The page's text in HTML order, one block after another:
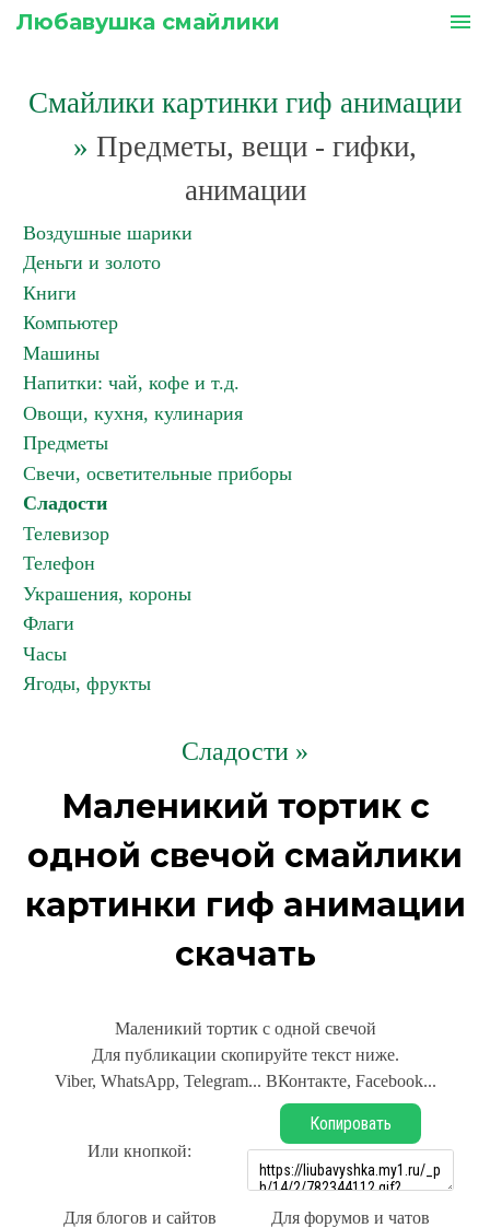
Любавушка смайлики menu
Смайлики картинки гиф анимации
» Предметы, вещи - гифки,
анимации
Воздушные шарики
Деньги и золото
Книги
Компьютер
Машины
Напитки: чай, кофе и т.д.
Овощи, кухня, кулинария
Предметы
Свечи, осветительные приборы
Сладости
Телевизор
Телефон
Украшения, короны
Флаги
Часы
Ягоды, фрукты
Сладости »
Маленикий тортик с
одной свечой смайлики
картинки гиф анимации
скачать
Маленикий тортик с одной свечой
Для публикации скопируйте текст ниже.
Viber, WhatsApp, Telegram... ВКонтакте, Facebook...
Или кнопкой:
Копировать
Для блогов и сайтов Для форумов и чатов